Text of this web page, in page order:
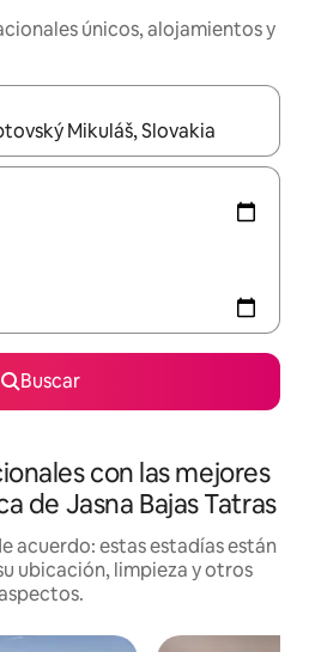
únicos, alojamientos y
disponibles, navega con las
Buscar
con las mejores
de Jasna Bajas Tatras
acuerdo: estas estadías están
ubicación, limpieza y otros